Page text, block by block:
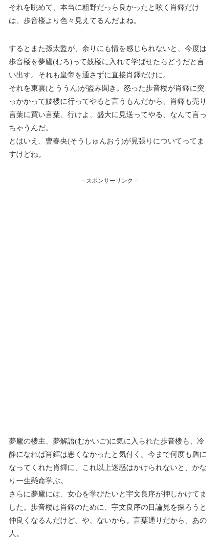
それを眺めて、本当に粗野だっら良かったと呟く肖鐸だけ
は、歩音楼より色々見えてるんだよね。
するとまた孫太監が、余りにも情を感じられないと、今度は
歩音楼を夢廬(むろ)って妓楼に入れて学ばせたらどうだと言
い出す。それも皇帝を通さずに直接肖鐸だけに。
それを東雲(とううん)が盗み聞き。怒った歩音楼が肖鐸に突
っかかって妓楼に行ってやると言うもんだから、肖鐸も売り
言葉に買い言葉、行けよ、盛大に見送ってやる、なんて言っ
ちゃうんだ。
とはいえ、曹春央(そうしゅんおう)が見張りについてってま
すけどね。
－スポンサーリンク－
夢廬の楼主、夢解語(むかいご)に気に入られた歩音楼も、冷
静になれば肖鐸は悪くなかったと気付く。今まで何度も盾に
なってくれた肖鐸に、これ以上迷惑はかけられないと、かな
り一生懸命学ぶ。
さらに夢廬には、女心を学びたいと宇文良序が押しかけてま
した。歩音楼は肖鐸のために、宇文良序の目論見を探ろうと
仲良くなるんだけど。や、ないから。言葉通りだから、あの
人。